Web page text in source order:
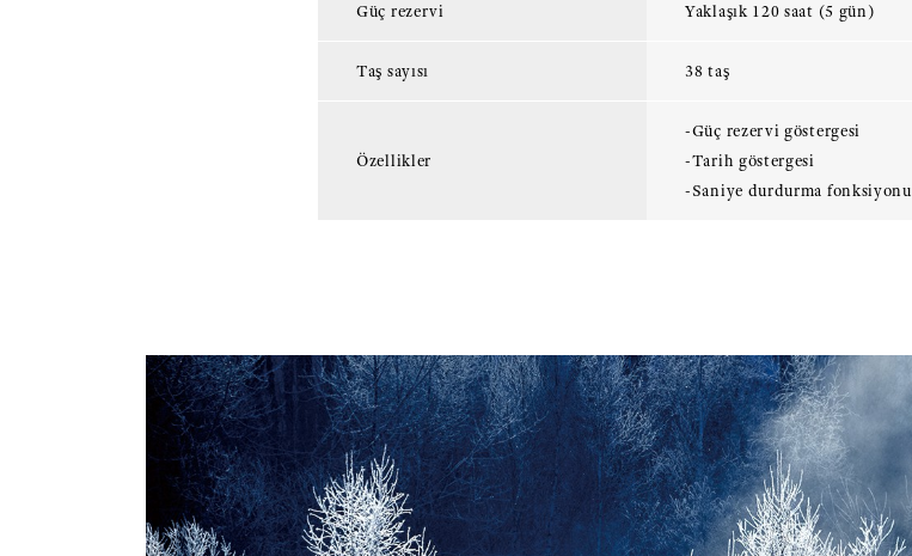
Güç rezervi Yaklaşık 120 saat (5 gün)
Taş sayısı 38 taş
Özellikler
-Güç rezervi göstergesi
-Tarih göstergesi
-Saniye durdurma fonksiyonu